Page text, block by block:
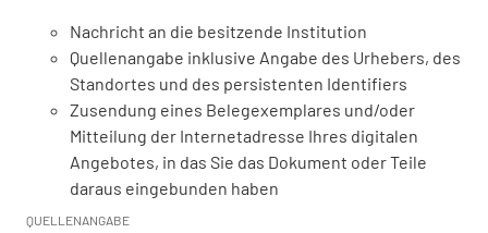
Nachricht an die besitzende Institution
Quellenangabe inklusive Angabe des Urhebers, des
Standortes und des persistenten Identifiers
Zusendung eines Belegexemplares und/oder
Mitteilung der Internetadresse Ihres digitalen
Angebotes, in das Sie das Dokument oder Teile
daraus eingebunden haben
QUELLENANGABE